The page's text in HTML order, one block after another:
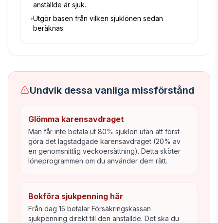
anställde är sjuk.
•Utgör basen från vilken sjuklönen sedan
beräknas.
Undvik dessa vanliga missförstånd
Glömma karensavdraget
Man får inte betala ut 80% sjuklön utan att först
göra det lagstadgade karensavdraget (20% av
en genomsnittlig veckoersättning). Detta sköter
löneprogrammen om du använder dem rätt.
Bokföra sjukpenning här
Från dag 15 betalar Försäkringskassan
sjukpenning direkt till den anställde. Det ska du